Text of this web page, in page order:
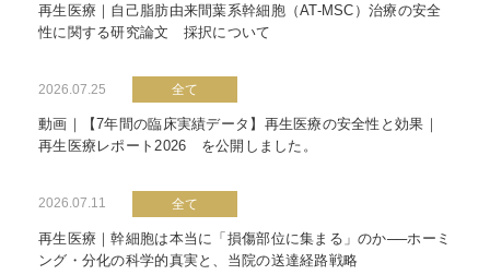
再生医療｜自己脂肪由来間葉系幹細胞（AT-MSC）治療の安全
性に関する研究論文 採択について
2026.07.25 全て
動画｜【7年間の臨床実績データ】再生医療の安全性と効果｜
再生医療レポート2026 を公開しました。
2026.07.11 全て
再生医療｜幹細胞は本当に「損傷部位に集まる」のか──ホーミ
ング・分化の科学的真実と、当院の送達経路戦略